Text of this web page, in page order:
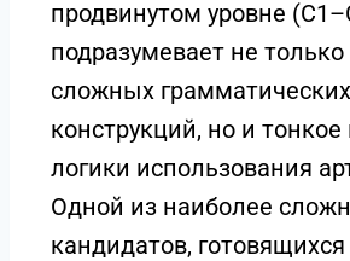
продвинутом уровне
подразумевает не
сложных грамматических
конструкций, но и
логики использования
Одной из наиболее
кандидатов, готовящихся